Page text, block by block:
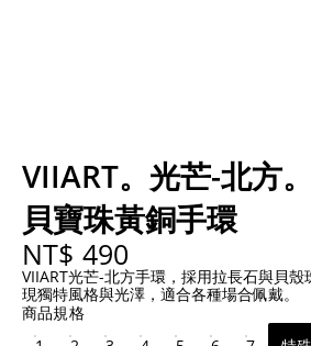
VIIART。光芒-北方
貝寶珠黃銅手環
NT$ 490
VIIART光芒-北方手環，採用拉長石與貝
現獨特風格與光澤，適合各種場合佩戴。
商品規格